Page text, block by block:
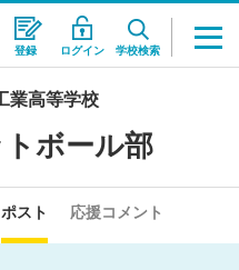
登録 ログイン 学校検索
業高等学校
ボール部
ポスト 応援コメント